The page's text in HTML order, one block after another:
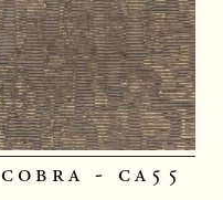
cobra - ca55